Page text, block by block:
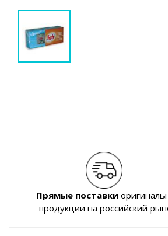
Прямые поставки
продукции на российский